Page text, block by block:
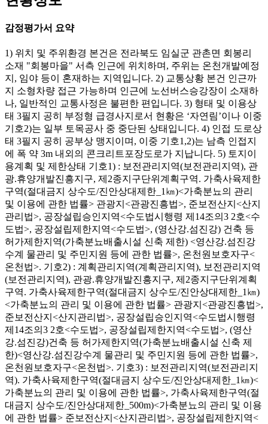
감정평가서 요약
1) 위치 및 주위환경 본건은 전라북도 임실군 관촌면 회봉리
소재 "회봉마을" 서측 인근에 위치하며, 주위는 온천개발예정
지, 임야 등이 혼재하는 지역입니다. 2) 교통상황 본건 인근까
지 소형차량 접근 가능하며 인근에 노선버스승강장이 소재하
나, 일반적인 교통사정은 불편한 편입니다. 3) 형태 및 이용상
태 3필지 공히 부정형 급경사지로서 현황은 ‘자연림’이나 이중
기호2)는 일부 토목공사 중 중단된 상태입니다. 4) 인접 도로상
태 3필지 공히 공부상 맹지이며, 이중 기호1,2)는 남측 인접지
에 폭 약 3m 내외의 콘크리트포장도로가 지납니다. 5) 토지이
용계획 및 제한상태 기호1) : 보전관리지역(보전관리지역), 관
광.휴양개발진흥지구, 제2종지구단위계획구역. 가축사육제한
구역(절대금지 상수도/진안상대제한_1㎞)<가축분뇨의 관리
및 이용에 관한 법률> 관광지<관광진흥법>, 준보전산지<산지
관리법>, 공장설립승인지역<수도법시행령 제14조의3 2호<수
도법>, 공장설립제한지역<수도법>, (영산강.섬진강) 건축 등
허가제한지역(가축분뇨배출시설 신축 제한) <영산강.섬진강
수계 물관리 및 주민지원 등에 관한 법률>, 온천원보호자구<
온천법>. 기호2) : 계획관리지역(계획관리지역), 보전관리지역
(보전관리지역), 관광.휴양개발진흥지구, 제2종지구단위계획
구역. 가축사육제한구역(절대금지 상수도/진안상대제한_1㎞)
<가축분뇨의 관리 및 이용에 관한 법률> 관광지<관광진흥법>,
준보전산지<산지관리법>, 공장설립승인지역<수도법시행령
제14조의3 2호<수도법>, 공장설립제한지역<수도법>, (영산
강.섬진강)건축 등 허가제한지역(가축분뇨배출시설 신축 제
한)<영산강.섬진강수계 물관리 및 주민지원 등에 관한 법률>,
온천원보호자구<온천법>. 기호3) : 보전관리지역(보전관리지
역). 가축사육제한구역(절대금지 상수도/진안상대제한_1㎞)<
가축분뇨의 관리 및 이용에 관한 법률>, 가축사육제한구역(절
대금지 상수도/진안상대제한_500m)<가축분뇨의 관리 및 이용
에 관한 법률> 준보전산지<산지관리법>, 공장설립제한지역<